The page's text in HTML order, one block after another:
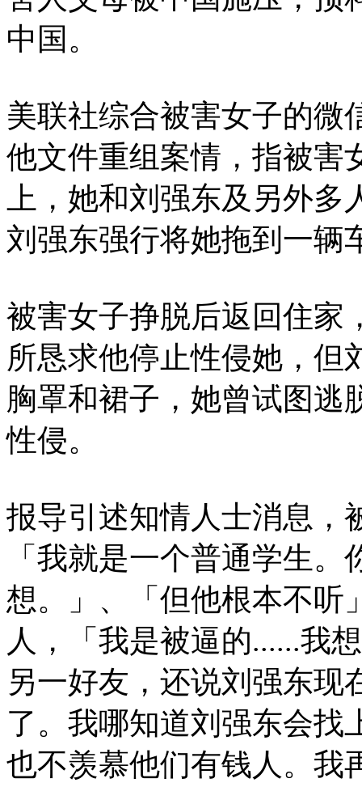
中国。
美联社综合被害女子的微
他文件重组案情，指被害
上，她和刘强东及另外
刘强东强行将她拖到一辆
被害女子挣脱后返回住家
所恳求他停止性侵她，但
胸罩和裙子，她曾试图逃
性侵。
报导引述知情人士消息，
「我就是一个普通学生
想。」、「但他根本不听
人，「我是被逼的......我
另一好友，还说刘强东现
了。我哪知道刘强东会找
也不羡慕他们有钱人。我